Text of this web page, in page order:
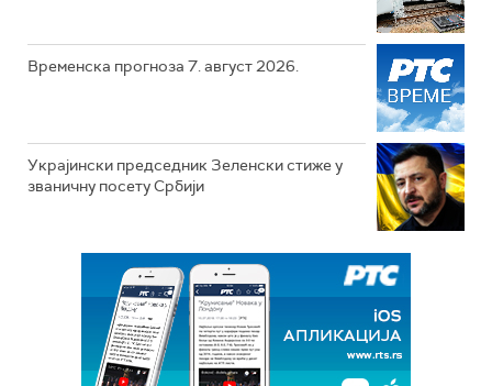
Временска прогноза 7. август 2026.
Украјински председник Зеленски стиже у
званичну посету Србији